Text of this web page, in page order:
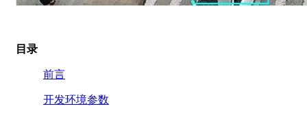
目录
前言
开发环境参数